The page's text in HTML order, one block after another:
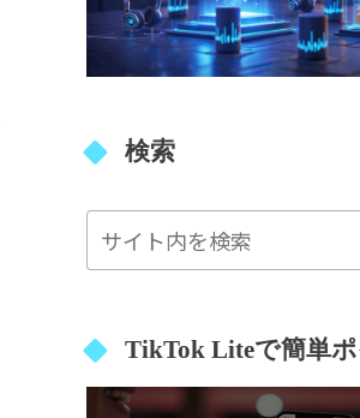
検索
TikTok Liteで簡単ポ